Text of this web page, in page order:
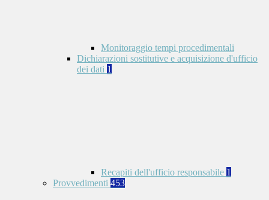
Monitoraggio tempi procedimentali
Dichiarazioni sostitutive e acquisizione d'ufficio
dei dati 1
Recapiti dell'ufficio responsabile 1
Provvedimenti 453